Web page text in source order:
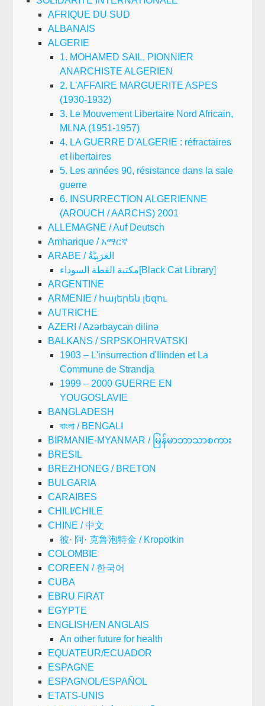
AFRIQUE DU SUD
ALBANAIS
ALGERIE
1. MOHAMED SAIL, PIONNIER
ANARCHISTE ALGERIEN
2. L'AFFAIRE MARGUERITE ASPES
(1930-1932)
3. Le Mouvement Libertaire Nord Africain,
MLNA (1951-1957)
4. LA GUERRE D'ALGERIE : réfractaires
et libertaires
5. Les années 90, résistance dans la sale
guerre
6. INSURRECTION ALGERIENNE
(AROUCH / AARCHS) 2001
ALLEMAGNE / Auf Deutsch
Amharique / አማርኛ
ARABE / العَرَبِيَّةُ
مكتبة القطة السوداء[Black Cat Library]
ARGENTINE
ARMENIE / հայերեն լեզու
AUTRICHE
AZERI / Azərbaycan dilinə
BALKANS / SRPSKOHRVATSKI
1903 – L'insurrection d'Ilinden et La
Commune de Strandja
1999 – 2000 GUERRE EN
YOUGOSLAVIE
BANGLADESH
বাংলা / BENGALI
BIRMANIE-MYANMAR / မြန်မာဘာသာစကား
BRESIL
BREZHONEG / BRETON
BULGARIA
CARAIBES
CHILI/CHILE
CHINE / 中文
彼· 阿· 克鲁泡特金 / Kropotkin
COLOMBIE
COREEN / 한국어
CUBA
EBRU FIRAT
EGYPTE
ENGLISH/EN ANGLAIS
An other future for health
EQUATEUR/ECUADOR
ESPAGNE
ESPAGNOL/ESPAÑOL
ETATS-UNIS